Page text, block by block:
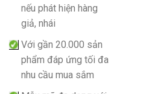
nếu phát hiện hàng
giả, nhái
Với gần 20.000 sản
phẩm đáp ứng tối đa
nhu cầu mua sắm